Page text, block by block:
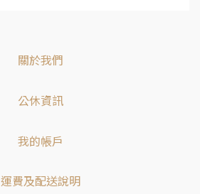
關於我們
公休資訊
我的帳戶
運費及配送說明